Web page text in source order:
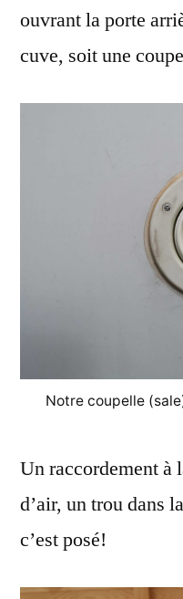
ouvrant la porte
cuve, soit une
Notre coupelle
Un raccordement à
d’air, un trou dans
c’est posé!